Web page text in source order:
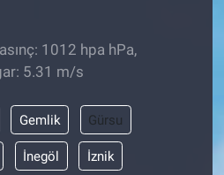
1012 hpa hPa,
5.31 m/s
Gemlik Gürsu
İnegöl İznik